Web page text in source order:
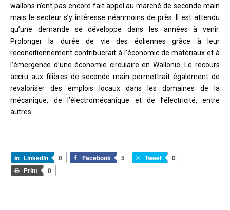
wallons n’ont pas encore fait appel au marché de seconde main
mais le secteur s’y intéresse néanmoins de près. Il est attendu
qu’une demande se développe dans les années à venir.
Prolonger la durée de vie des éoliennes grâce à leur
reconditionnement contribuerait à l’économie de matériaux et à
l’émergence d’une économie circulaire en Wallonie. Le recours
accru aux filières de seconde main permettrait également de
revaloriser des emplois locaux dans les domaines de la
mécanique, de l’électromécanique et de l’électricité, entre
autres.
LinkedIn 0 Facebook 5 Tweet
0
Print
0